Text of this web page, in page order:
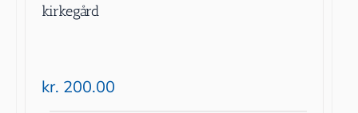
kirkegård
kr. 200.00